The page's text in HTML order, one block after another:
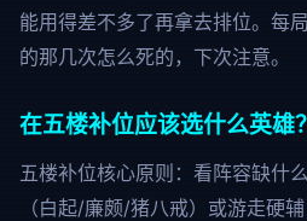
能用得差不多了再拿去排位。每
的那几次怎么死的，下次注意。
在五楼补位应该选什么英雄？
五楼补位核心原则：看阵容缺什
（白起/廉颇/猪八戒）或游走硬